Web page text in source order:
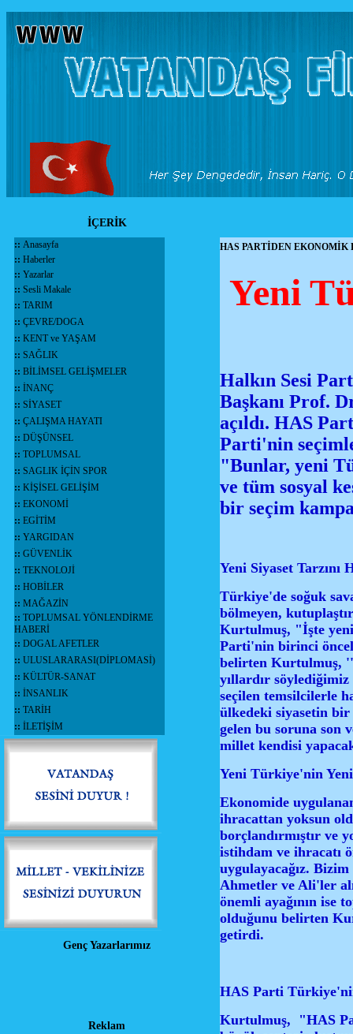
İÇERİK
:: Anasayfa
:: Haberler
:: Yazarlar
:: Sesli Makale
:: TARIM
:: ÇEVRE/DOGA
:: KENT ve YAŞAM
:: SAĞLIK
:: BİLİMSEL GELİŞMELER
:: İNANÇ
:: SİYASET
:: ÇALIŞMA HAYATI
:: DÜŞÜNSEL
:: TOPLUMSAL
:: SAGLIK İÇİN SPOR
:: KİŞİSEL GELİŞİM
:: EKONOMİ
:: EGİTİM
:: YARGIDAN
:: GÜVENLİK
:: TEKNOLOJİ
:: HOBİLER
:: MAĞAZİN
:: TOPLUMSAL YÖNLENDİRME
HABERİ
:: DOGAL AFETLER
:: ULUSLARARASI(DİPLOMASİ)
:: KÜLTÜR-SANAT
:: İNSANLIK
:: TARİH
:: İLETİŞİM
Genç Yazarlarımız
Reklam
HAS PARTİDEN EKONOMİK
Yeni
Halkın Sesi
Başkanı Prof.
açıldı. HAS
Parti'nin
"Bunlar, yeni
ve tüm sosyal
bir seçim
Yeni Siyaset
Türkiye'de soğuk
bölmeyen,
Kurtulmuş, "İşte
Parti'nin birinci
belirten Kurtulmuş,
yıllardır
seçilen temsilcilerle
ülkedeki siyasetin
gelen bu soruna son
millet kendisi
Yeni Türkiye'nin
Ekonomide
ihracattan yoksun
borçlandırmıştır ve
istihdam ve ihracatı
uygulayacağız.
Ahmetler ve Ali'ler
önemli ayağının ise
olduğunu belirten
getirdi.
HAS Parti
Kurtulmuş, "HAS